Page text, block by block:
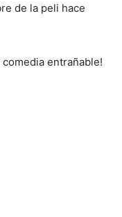
de la peli hace
comedia entrañable!